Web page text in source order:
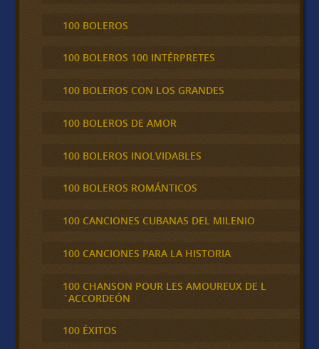
100 BOLEROS
100 BOLEROS 100 INTÉRPRETES
100 BOLEROS CON LOS GRANDES
100 BOLEROS DE AMOR
100 BOLEROS INOLVIDABLES
100 BOLEROS ROMÁNTICOS
100 CANCIONES CUBANAS DEL MILENIO
100 CANCIONES PARA LA HISTORIA
100 CHANSON POUR LES AMOUREUX DE L
´ACCORDEÓN
100 ÉXITOS